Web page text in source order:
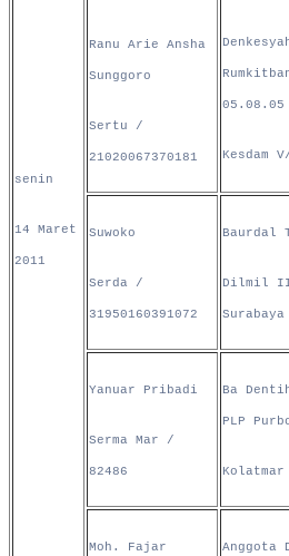
senin
14 Maret
2011
Ranu Arie Ansha
Sunggoro
Sertu /
21020067370181
05.08.05
Kesdam
Suwoko
Serda /
31950160391072
Baurdal
Dilmil
Surabaya
Yanuar Pribadi
Serma Mar /
82486
Ba
PLP
Kolatmar
Moh. Fajar Anggota